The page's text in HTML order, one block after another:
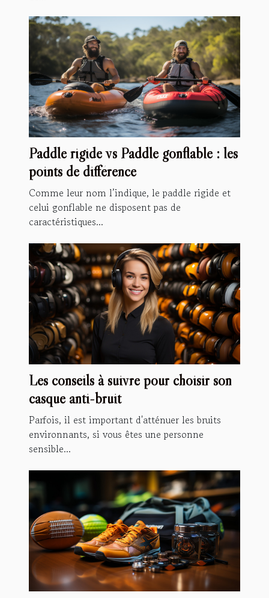
Paddle rigide vs Paddle gonflable : les
points de différence
Comme leur nom l’indique, le paddle rigide et
celui gonflable ne disposent pas de
caractéristiques...
Les conseils à suivre pour choisir son
casque anti-bruit
Parfois, il est important d'atténuer les bruits
environnants, si vous êtes une personne
sensible...